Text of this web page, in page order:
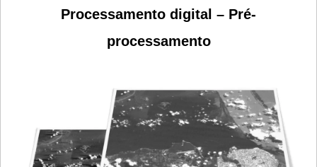
Processamento digital – Pré-
processamento